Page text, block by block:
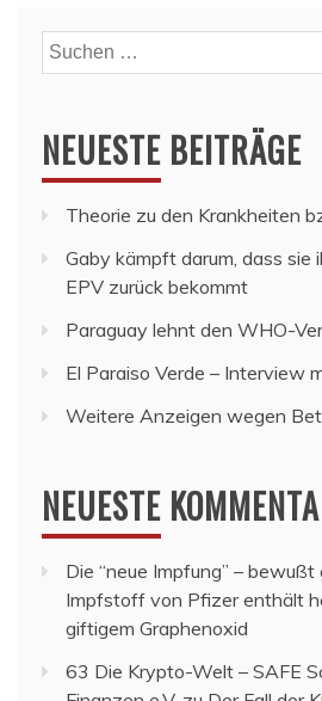
Suchen
nach:
NEUESTE BEITRÄGE
Theorie zu den Krankheiten
Gaby kämpft darum, dass sie
EPV zurück bekommt
Paraguay lehnt den WHO-
El Paraiso Verde – Interview
Weitere Anzeigen wegen
NEUESTE
Die “neue Impfung” – bewußt
Impfstoff von Pfizer enthält
giftigem Graphenoxid
63 Die Krypto-Welt – SAFE